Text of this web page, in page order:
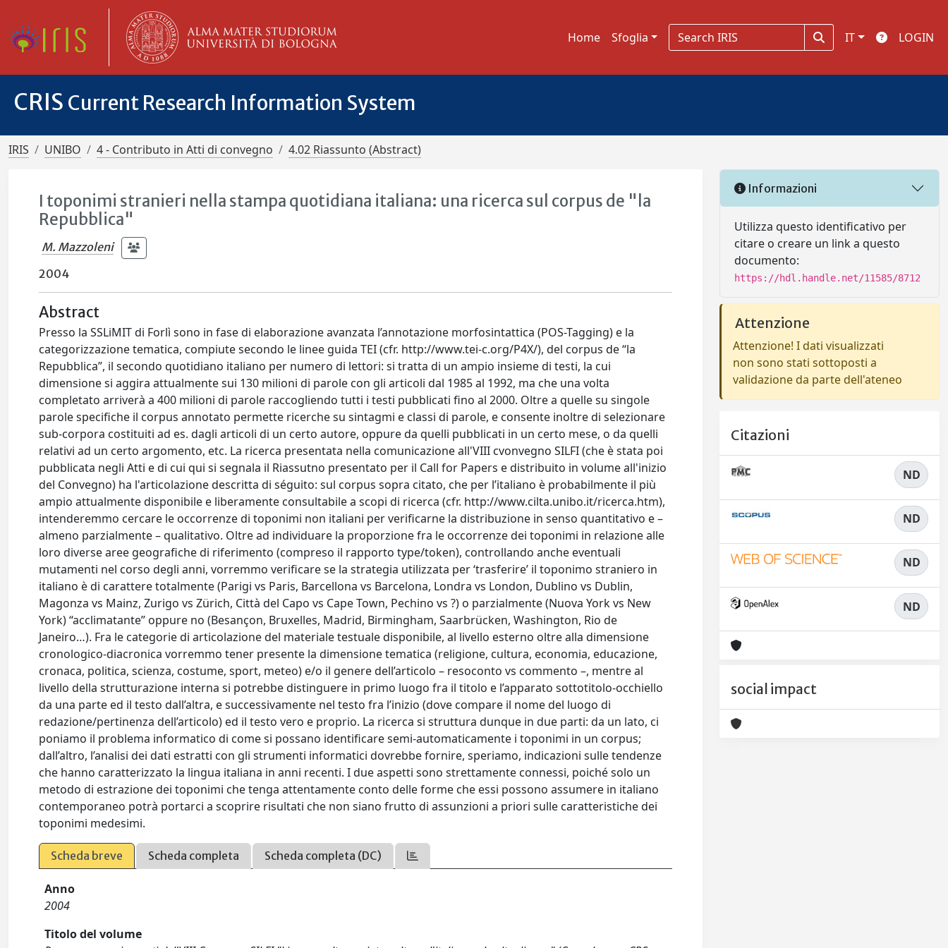
Home Sfoglia IT LOGIN
CRIS Current Research Information System
IRIS UNIBO 4 - Contributo in Atti di convegno 4.02 Riassunto (Abstract)
I toponimi stranieri nella stampa quotidiana italiana: una ricerca sul corpus de "la
Repubblica"
M. Mazzoleni
2004
Abstract
Presso la SSLiMIT di Forlì sono in fase di elaborazione avanzata l’annotazione morfosintattica (POS-Tagging) e la
categorizzazione tematica, compiute secondo le linee guida TEI (cfr. http://www.tei-c.org/P4X/), del corpus de “la
Repubblica”, il secondo quotidiano italiano per numero di lettori: si tratta di un ampio insieme di testi, la cui
dimensione si aggira attualmente sui 130 milioni di parole con gli articoli dal 1985 al 1992, ma che una volta
completato arriverà a 400 milioni di parole raccogliendo tutti i testi pubblicati fino al 2000. Oltre a quelle su singole
parole specifiche il corpus annotato permette ricerche su sintagmi e classi di parole, e consente inoltre di selezionare
sub-corpora costituiti ad es. dagli articoli di un certo autore, oppure da quelli pubblicati in un certo mese, o da quelli
relativi ad un certo argomento, etc. La ricerca presentata nella comunicazione all'VIII cvonvegno SILFI (che è stata poi
pubblicata negli Atti e di cui qui si segnala il Riassutno presentato per il Call for Papers e distribuito in volume all'inizio
del Convegno) ha l'articolazione descritta di séguito: sul corpus sopra citato, che per l’italiano è probabilmente il più
ampio attualmente disponibile e liberamente consultabile a scopi di ricerca (cfr. http://www.cilta.unibo.it/ricerca.htm),
intenderemmo cercare le occorrenze di toponimi non italiani per verificarne la distribuzione in senso quantitativo e –
almeno parzialmente – qualitativo. Oltre ad individuare la proporzione fra le occorrenze dei toponimi in relazione alle
loro diverse aree geografiche di riferimento (compreso il rapporto type/token), controllando anche eventuali
mutamenti nel corso degli anni, vorremmo verificare se la strategia utilizzata per ‘trasferire’ il toponimo straniero in
italiano è di carattere totalmente (Parigi vs Paris, Barcellona vs Barcelona, Londra vs London, Dublino vs Dublin,
Magonza vs Mainz, Zurigo vs Zürich, Città del Capo vs Cape Town, Pechino vs ?) o parzialmente (Nuova York vs New
York) “acclimatante” oppure no (Besançon, Bruxelles, Madrid, Birmingham, Saarbrücken, Washington, Rio de
Janeiro…). Fra le categorie di articolazione del materiale testuale disponibile, al livello esterno oltre alla dimensione
cronologico-diacronica vorremmo tener presente la dimensione tematica (religione, cultura, economia, educazione,
cronaca, politica, scienza, costume, sport, meteo) e/o il genere dell’articolo – resoconto vs commento –, mentre al
livello della strutturazione interna si potrebbe distinguere in primo luogo fra il titolo e l’apparato sottotitolo-occhiello
da una parte ed il testo dall’altra, e successivamente nel testo fra l’inizio (dove compare il nome del luogo di
redazione/pertinenza dell’articolo) ed il testo vero e proprio. La ricerca si struttura dunque in due parti: da un lato, ci
poniamo il problema informatico di come si possano identificare semi-automaticamente i toponimi in un corpus;
dall’altro, l’analisi dei dati estratti con gli strumenti informatici dovrebbe fornire, speriamo, indicazioni sulle tendenze
che hanno caratterizzato la lingua italiana in anni recenti. I due aspetti sono strettamente connessi, poiché solo un
metodo di estrazione dei toponimi che tenga attentamente conto delle forme che essi possono assumere in italiano
contemporaneo potrà portarci a scoprire risultati che non siano frutto di assunzioni a priori sulle caratteristiche dei
toponimi medesimi.
Scheda breve Scheda completa Scheda completa (DC)
Anno
2004
Titolo del volume
Informazioni
Utilizza questo identificativo per
citare o creare un link a questo
documento:
https://hdl.handle.net/11585/8712
Attenzione
Attenzione! I dati visualizzati
non sono stati sottoposti a
validazione da parte dell'ateneo
Citazioni
ND
ND
ND
ND
social impact